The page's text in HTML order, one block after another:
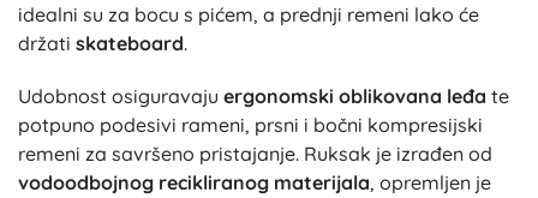
idealni su za bocu s pićem, a prednji remeni lako će
držati skateboard.
Udobnost osiguravaju ergonomski oblikovana leđa te
potpuno podesivi rameni, prsni i bočni kompresijski
remeni za savršeno pristajanje. Ruksak je izrađen od
vodoodbojnog recikliranog materijala, opremljen je